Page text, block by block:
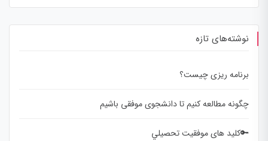
نوشته‌های تازه
برنامه ریزی چیست؟
چگونه مطالعه کنیم تا دانشجوی موفقی باشیم
🔑کلید های موفقيت تحصيلي